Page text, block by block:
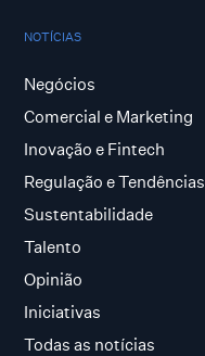
NOTÍCIAS
Negócios
Comercial e Marketing
Inovação e Fintech
Regulação e Tendências
Sustentabilidade
Talento
Opinião
Iniciativas
Todas as notícias